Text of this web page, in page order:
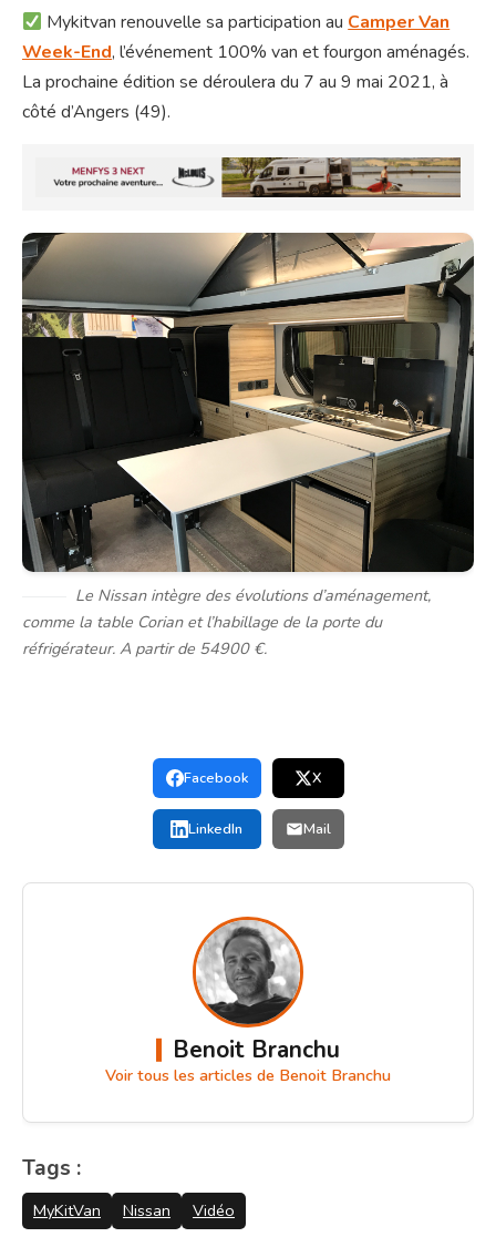
Mykitvan renouvelle sa participation au Camper Van
Week-End, l’événement 100% van et fourgon aménagés.
La prochaine édition se déroulera du 7 au 9 mai 2021, à
côté d’Angers (49).
Le Nissan intègre des évolutions d’aménagement,
comme la table Corian et l’habillage de la porte du
réfrigérateur. A partir de 54900 €.
Facebook X
LinkedIn Mail
Benoit Branchu
Voir tous les articles de Benoit Branchu
Tags :
MyKitVan Nissan Vidéo